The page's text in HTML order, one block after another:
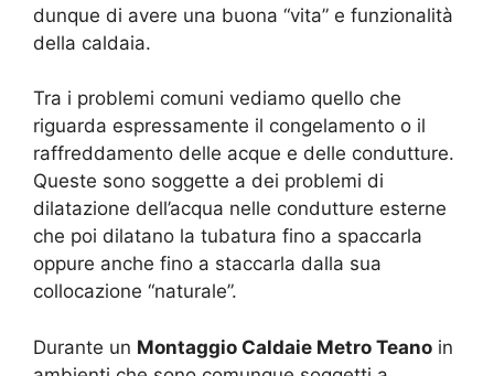
dunque di avere una buona “vita” e funzionalità
della caldaia.
Tra i problemi comuni vediamo quello che
riguarda espressamente il congelamento o il
raffreddamento delle acque e delle condutture.
Queste sono soggette a dei problemi di
dilatazione dell’acqua nelle condutture esterne
che poi dilatano la tubatura fino a spaccarla
oppure anche fino a staccarla dalla sua
collocazione “naturale”.
Durante un Montaggio Caldaie Metro Teano in